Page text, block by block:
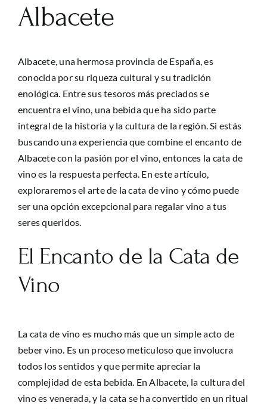
Albacete
Albacete, una hermosa provincia de España, es
conocida por su riqueza cultural y su tradición
enológica. Entre sus tesoros más preciados se
encuentra el vino, una bebida que ha sido parte
integral de la historia y la cultura de la región. Si estás
buscando una experiencia que combine el encanto de
Albacete con la pasión por el vino, entonces la cata de
vino es la respuesta perfecta. En este artículo,
exploraremos el arte de la cata de vino y cómo puede
ser una opción excepcional para regalar vino a tus
seres queridos.
El Encanto de la Cata de
Vino
La cata de vino es mucho más que un simple acto de
beber vino. Es un proceso meticuloso que involucra
todos los sentidos y que permite apreciar la
complejidad de esta bebida. En Albacete, la cultura del
vino es venerada, y la cata se ha convertido en un ritual